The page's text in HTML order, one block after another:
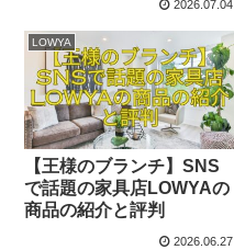
2026.07.04
LOWYA
【王様のブランチ】SNS
で話題の家具店LOWYAの
商品の紹介と評判
2026.06.27